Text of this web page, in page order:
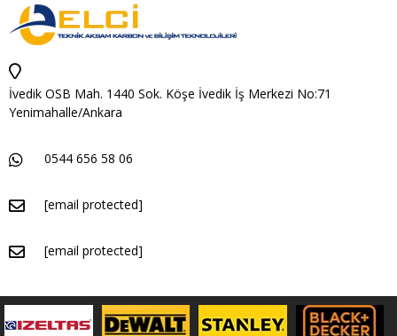
İvedik OSB Mah. 1440 Sok. Köşe İvedik İş Merkezi No:71
Yenimahalle/Ankara
0544 656 58 06
[email protected]
[email protected]